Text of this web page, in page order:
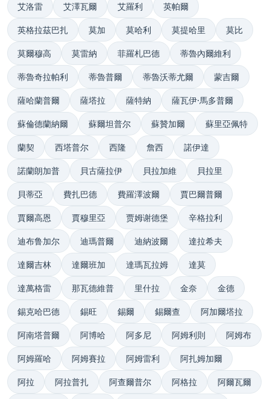
艾洛雷 艾澤瓦爾 艾羅利 英帕爾
英格拉茲巴扎 莫加 莫哈利 莫提哈里 莫比
莫爾穆高 莫雷納 菲羅札巴德 蒂魯內爾維利
蒂魯奇拉帕利 蒂魯普爾 蒂魯沃蒂尤爾 蒙吉爾
薩哈蘭普爾 薩塔拉 薩特納 薩瓦伊·馬多普爾
蘇倫德蘭納爾 蘇爾坦普尔 蘇贊加爾 蘇里亞佩特
蘭契 西塔普尔 西隆 詹西 諾伊達
諾蘭朗加普 貝古薩拉伊 貝拉加維 貝拉里
貝蒂亞 費扎巴德 費羅澤波爾 賈巴爾普爾
賈爾高恩 賈穆里亞 贾姆谢德堡 辛格拉利
迪布鲁加尔 迪瑪普爾 迪納波爾 達拉希夫
達爾吉林 達爾班加 達瑪瓦拉姆 達莫
達萬格雷 那瓦德維普 里什拉 金奈 金德
錫克哈巴德 錫旺 錫爾 錫爾查 阿加爾塔拉
阿南塔普爾 阿博哈 阿多尼 阿姆利則 阿姆布
阿姆羅哈 阿姆賽拉 阿姆雷利 阿扎姆加爾
阿拉 阿拉普扎 阿查爾普尔 阿格拉 阿爾瓦爾